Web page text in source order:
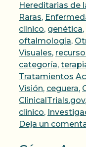
Hereditarias de
Raras,
clínico, genética,
oftalmología,
Visuales,
categoría,
Tratamientos
Visión, ceguera,
ClinicalTrials.gov,
clinico,
Deja un